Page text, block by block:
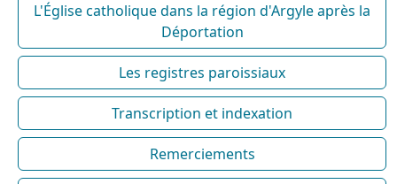
L'Église catholique dans la région d'Argyle après la
Déportation
Les registres paroissiaux
Transcription et indexation
Remerciements